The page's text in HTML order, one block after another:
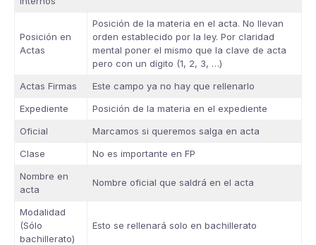
Posición en
Actas
Posición de la materia en el acta. No llevan
orden establecido por la ley. Por claridad
mental poner el mismo que la clave de acta
pero con un dígito (1, 2, 3, …)
Actas Firmas
Este campo ya no hay que rellenarlo
Expediente
Posición de la materia en el expediente
Oficial
Marcamos si queremos salga en acta
Clase
No es importante en FP
Nombre en
acta
Nombre oficial que saldrá en el acta
Modalidad
(Sólo
bachillerato)
Esto se rellenará solo en bachillerato